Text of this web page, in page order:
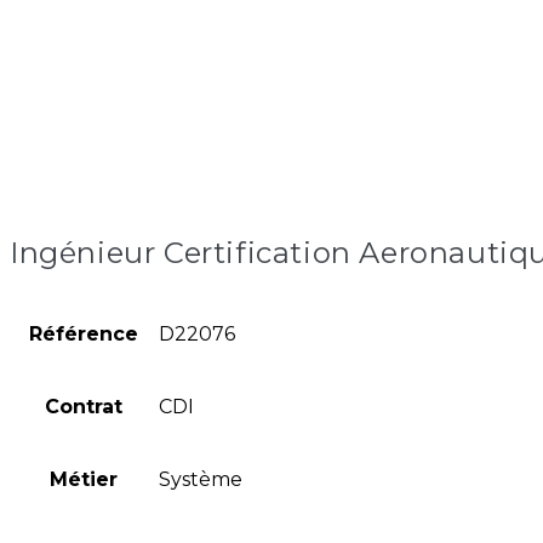
Ingénieur Certification
Référence D22076
Contrat CDI
Métier Système